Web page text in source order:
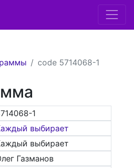
code 5714068-1
1
выбирает
выбирает
Газманов